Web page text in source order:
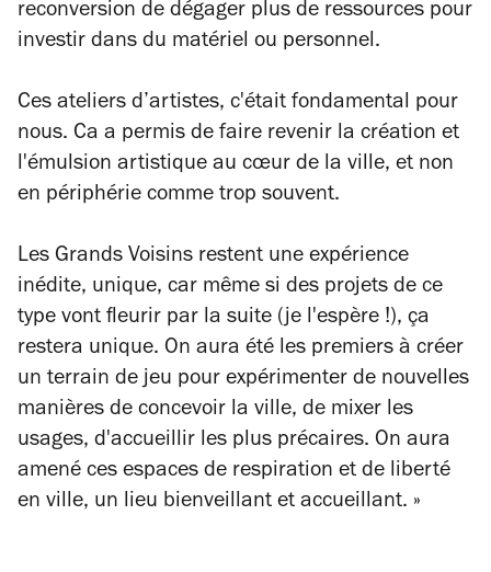
reconversion de dégager plus de ressources pour
investir dans du matériel ou personnel.
Ces ateliers d’artistes, c'était fondamental pour
nous. Ca a permis de faire revenir la création et
l'émulsion artistique au cœur de la ville, et non
en périphérie comme trop souvent.
Les Grands Voisins restent une expérience
inédite, unique, car même si des projets de ce
type vont fleurir par la suite (je l'espère !), ça
restera unique. On aura été les premiers à créer
un terrain de jeu pour expérimenter de nouvelles
manières de concevoir la ville, de mixer les
usages, d'accueillir les plus précaires. On aura
amené ces espaces de respiration et de liberté
en ville, un lieu bienveillant et accueillant. »